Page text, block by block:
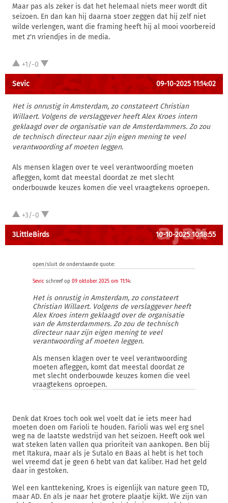
Maar pas als zeker is dat het helemaal niets meer wordt dit
seizoen. En dan kan hij daarna stoer zeggen dat hij zelf niet
wilde verlengen, want die framing heeft hij al mooi voorbereid
met z'n vriendjes in de media.
+1/-0
Sevic 09-10-2025 11:14:02
Het is onrustig in Amsterdam, zo constateert Christian
Willaert. Volgens de verslaggever heeft Alex Kroes intern
geklaagd over de organisatie van de Amsterdammers. Zo zou
de technisch directeur naar zijn eigen mening te veel
verantwoording af moeten leggen.
Als mensen klagen over te veel verantwoording moeten
afleggen, komt dat meestal doordat ze met slecht
onderbouwde keuzes komen die veel vraagtekens oproepen.
+3/-0
3LittleBirds 10-10-2025 10:18:55
open/sluit de onderstaande quote:
Sevic schreef op 09 oktober 2025 om 11:14:
Het is onrustig in Amsterdam, zo constateert
Christian Willaert. Volgens de verslaggever heeft
Alex Kroes intern geklaagd over de organisatie
van de Amsterdammers. Zo zou de technisch
directeur naar zijn eigen mening te veel
verantwoording af moeten leggen.
Als mensen klagen over te veel verantwoording
moeten afleggen, komt dat meestal doordat ze
met slecht onderbouwde keuzes komen die veel
vraagtekens oproepen.
Denk dat Kroes toch ook wel voelt dat ie iets meer had
moeten doen om Farioli te houden. Farioli was wel erg snel
weg na de laatste wedstrijd van het seizoen. Heeft ook wel
wat steken laten vallen qua prioriteit van aankopen. Ben blij
met Itakura, maar als je Sutalo en Baas al hebt is het toch
wel vreemd dat je geen 6 hebt van dat kaliber. Had het geld
daar in gestoken.
Wel een kanttekening, Kroes is eigenlijk van nature geen TD,
maar AD. En als je naar het grotere plaatje kijkt. We zijn van